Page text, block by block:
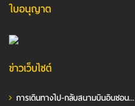
ใบอนุญาต
ข่าวเว็บไซต์
การเดินทางไป-กลับสนามบินอินชอน...